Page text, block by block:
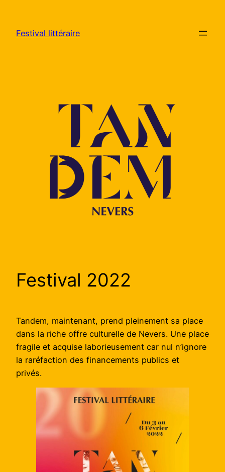
contenu
Festival littéraire
Festival 2022
Tandem, maintenant, prend pleinement sa place
dans la riche offre culturelle de Nevers. Une place
fragile et acquise laborieusement car nul n’ignore
la raréfaction des financements publics et
privés.